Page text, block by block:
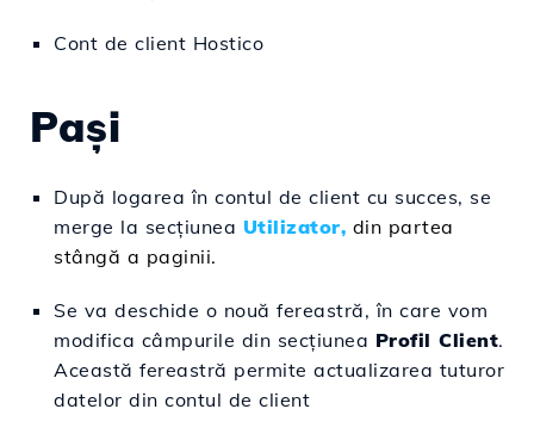
Cont de client Hostico
Paşi
După logarea în contul de client cu succes, se
merge la secţiunea Utilizator, din partea
stângă a paginii.
Se va deschide o nouă fereastră, în care vom
modifica câmpurile din secțiunea Profil Client.
Această fereastră permite actualizarea tuturor
datelor din contul de client